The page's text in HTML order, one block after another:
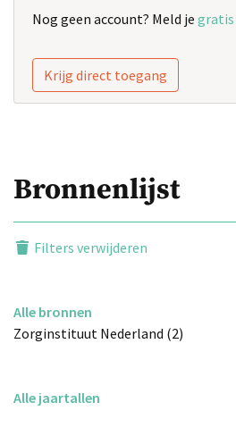
Nog geen account? Meld je gratis
Krijg direct toegang
Bronnenlijst
Filters verwijderen
Alle bronnen
Zorginstituut Nederland (2)
Alle jaartallen